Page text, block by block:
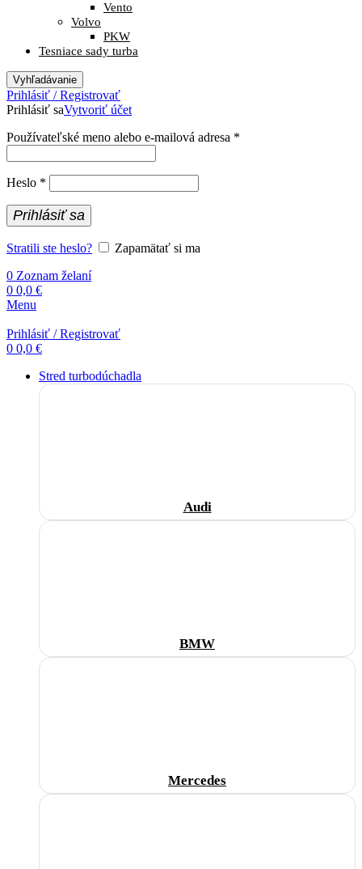
Vento
Volvo
PKW
Tesniace sady turba
Vyhľadávanie
Prihlásiť / Registrovať
Prihlásiť saVytvoriť účet
Používateľské meno alebo e-mailová adresa *
Heslo *
Prihlásiť sa
Stratili ste heslo?
Zapamätať si ma
0 Zoznam želaní
0 0,0 €
Menu
Prihlásiť / Registrovať
0 0,0 €
Stred turbodúchadla
Audi
BMW
Mercedes